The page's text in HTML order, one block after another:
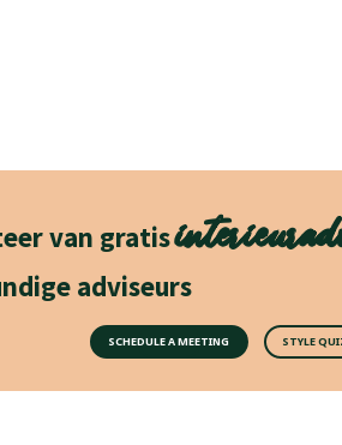
van gratis
adviseurs
SCHEDULE A MEETING STYLE